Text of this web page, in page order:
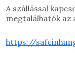
A szállással
megtalálhatók az
https://